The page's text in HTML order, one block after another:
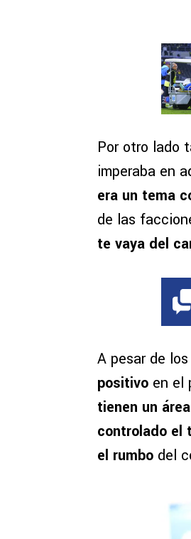
Por otro lado
imperaba en
era un tema
de las
te vaya del
A pesar de
positivo en el
tienen un
controlado el
el rumbo del